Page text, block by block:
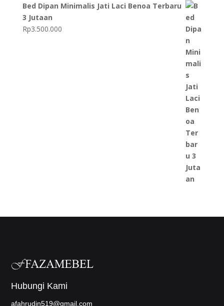
Bed Dipan Minimalis Jati Laci Benoa Terbaru
3 Jutaan
Rp3.500.000
Hubungi Kami
afahrudin519@gmail.com